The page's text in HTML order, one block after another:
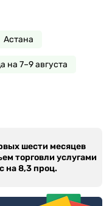
Астана
на 7–9 августа
шести месяцев
торговли услугами
на 8,3 проц.